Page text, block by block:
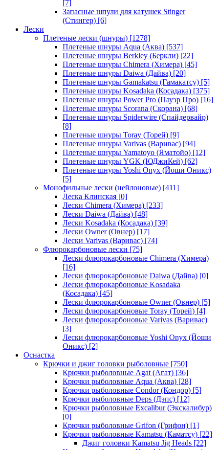
[7]
Запасные шпули для катушек Stinger
(Стингер) [6]
Лески
Плетеные лески (шнуры) [1278]
Плетеные шнуры Aqua (Аква) [537]
Плетеные шнуры Berkley (Беркли) [22]
Плетеные шнуры Chimera (Химера) [45]
Плетеные шнуры Daiwa (Дайва) [20]
Плетеные шнуры Gamakatsu (Гамакатсу) [5]
Плетеные шнуры Kosadaka (Косадака) [375]
Плетеные шнуры Power Pro (Пауэр Про) [16]
Плетеные шнуры Scorana (Скорана) [68]
Плетеные шнуры Spiderwire (Спайдервайр)
[8]
Плетеные шнуры Toray (Торей) [9]
Плетеные шнуры Varivas (Варивас) [94]
Плетеные шнуры Yamatoyo (Яматойо) [12]
Плетеные шнуры YGK (ЮДжиКей) [62]
Плетеные шнуры Yoshi Onyx (Йоши Оникс)
[5]
Монофильные лески (нейлоновые) [411]
Леска Клинская [0]
Лески Chimera (Химера) [233]
Лески Daiwa (Дайва) [48]
Лески Kosadaka (Косадака) [39]
Лески Owner (Овнер) [17]
Лески Varivas (Варивас) [74]
Флюрокарбоновые лески [75]
Лески флюрокарбоновые Chimera (Химера)
[16]
Лески флюрокарбоновые Daiwa (Дайва) [0]
Лески флюрокарбоновые Kosadaka
(Косадака) [45]
Лески флюрокарбоновые Owner (Овнер) [5]
Лески флюрокарбоновые Toray (Торей) [4]
Лески флюрокарбоновые Varivas (Варивас)
[3]
Лески флюрокарбоновые Yoshi Onyx (Йоши
Оникс) [2]
Оснастка
Крючки и джиг головки рыболовные [750]
Крючки рыболовные Agat (Агат) [36]
Крючки рыболовные Aqua (Аква) [28]
Крючки рыболовные Condor (Кондор) [5]
Крючки рыболовные Deps (Дэпс) [12]
Крючки рыболовные Excalibur (Экскалибур)
[0]
Крючки рыболовные Grifon (Грифон) [1]
Крючки рыболовные Kamatsu (Каматсу) [22]
Джиг головки Kamatsu Jig Heads [22]